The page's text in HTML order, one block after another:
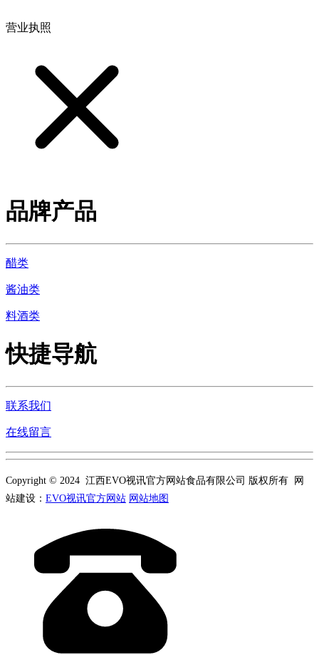
营业执照
品牌产品
醋类
酱油类
料酒类
快捷导航
联系我们
在线留言
Copyright © 2024 江西EVO视讯官方网站食品有限公司 版权所有 网
站建设： EVO视讯官方网站 网站地图